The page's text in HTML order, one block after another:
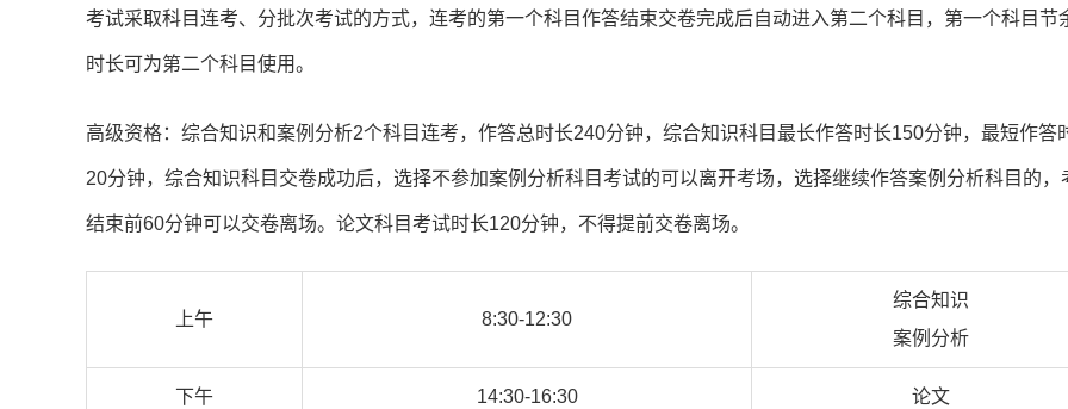
考试采取科目连考、分批次考试的方式，连考的第一个科目作答结束交卷完成后自动进入第二个科目，第一个科目节
时长可为第二个科目使用。
高级资格：综合知识和案例分析2个科目连考，作答总时长240分钟，综合知识科目最长作答时长150分钟，最短作答
20分钟，综合知识科目交卷成功后，选择不参加案例分析科目考试的可以离开考场，选择继续作答案例分析科目的，
结束前60分钟可以交卷离场。论文科目考试时长120分钟，不得提前交卷离场。
上午 8:30-12:30
综合知识
案例分析
下午 14:30-16:30 论文